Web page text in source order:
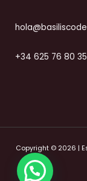
+34 625 76 80 35
Copyright © 2026 |